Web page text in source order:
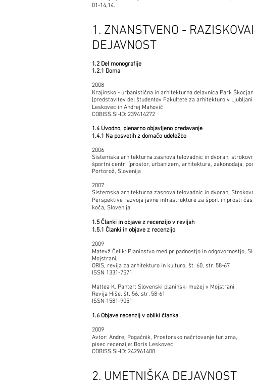
01-14,14.
1. ZNANSTVENO -
DEJAVNOST
1.2 Del monografije
1.2.1 Doma
2008
Krajinsko - urbanistična in arhitekturna delavnica Park
[predstavitev del študentov Fakultete za arhitekturo v
Leskovec in Andrej Mahovič
COBISS.SI-ID: 239414272
1.4 Uvodno, plenarno objavljeno predavanje
1.4.1 Na posvetih z domačo udeležbo
2006
Sistemska arhitekturna zasnova telovadnic in dvoran,
športni centri (prostor, urbanizem, arhitektura, zakonodaja,
Portorož, Slovenija
2007
Sistemska arhitekturna zasnova telovadnic in dvoran,
Perspektive razvoja javne infrastrukture za šport in prosti
koča, Slovenija
1.5 Članki in objave z recenzijo v revijah
1.5.1 Članki in objave z recenzijo
2009
Matevž Čelik: Planinstvo med pripadnostjo in odgovornostjo,
Mojstrani,
ORIS, revija za arhitekturo in kulturo, št. 60, str. 58-67
ISSN 1331-7571
Mattea K. Panter: Slovenski planinski muzej v Mojstrani
Revija Hiše, št. 56, str. 58-61
ISSN 1581-9051
1.6 Objave recenzij v obliki članka
2009
Avtor: Andrej Pogačnik, Prostorsko načrtovanje turizma,
pisec recenzije: Boris Leskovec
COBISS.SI-ID: 242961408
2. UMETNIŠKA DEJAVNOST